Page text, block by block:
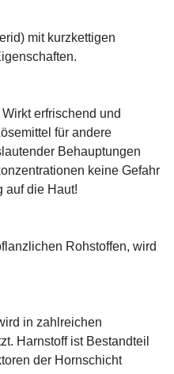
mit kurzkettigen
erfrischend und
für andere
Behauptungen
keine Gefahr
auf die Haut!
Rohstoffen, wird
in zahlreichen
Harnstoff ist Bestandteil
der Hornschicht